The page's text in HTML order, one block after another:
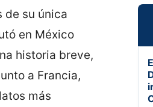
de su única
en México
historia breve,
a Francia,
más